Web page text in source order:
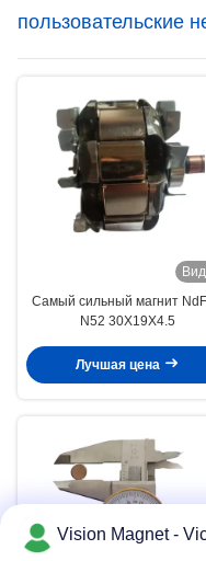
пользовательские
магниты
Самый сильный магнит
N52 30X19X4.5
Лучшая цена
Vision Magnet -